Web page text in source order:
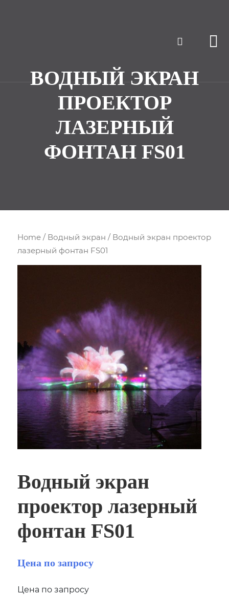
ВОДНЫЙ ЭКРАН
ПРОЕКТОР
ЛАЗЕРНЫЙ
ФОНТАН FS01
Home / Водный экран / Водный экран проектор
лазерный фонтан FS01
Водный экран
проектор лазерный
фонтан FS01
Цена по запросу
Цена по запросу